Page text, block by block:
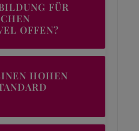
FÜR
OFFEN?
HOHEN